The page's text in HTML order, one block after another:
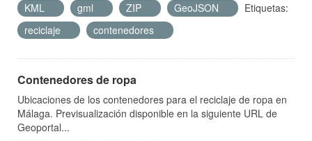
KML
gml ZIP GeoJSON
Etiquetas:
reciclaje
contenedores
Contenedores de ropa
Ubicaciones de los contenedores para el reciclaje de ropa en
Málaga. Previsualización disponible en la siguiente URL de
Geoportal...